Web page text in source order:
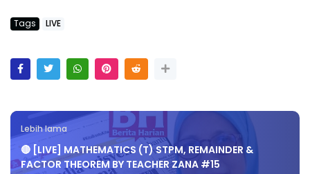
Tags LIVE
Lebih lama
🔴 [LIVE] MATHEMATICS (T) STPM, REMAINDER &
FACTOR THEOREM BY TEACHER ZANA #15